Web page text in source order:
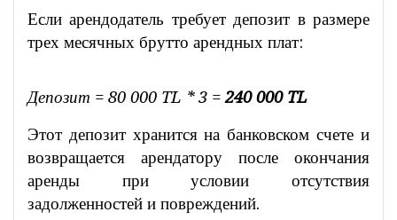
Если арендодатель требует депозит в размере
трех месячных брутто арендных плат:
Депозит = 80 000 TL * 3 = 240 000 TL
Этот депозит хранится на банковском счете и
возвращается арендатору после окончания
аренды при условии отсутствия
задолженностей и повреждений.